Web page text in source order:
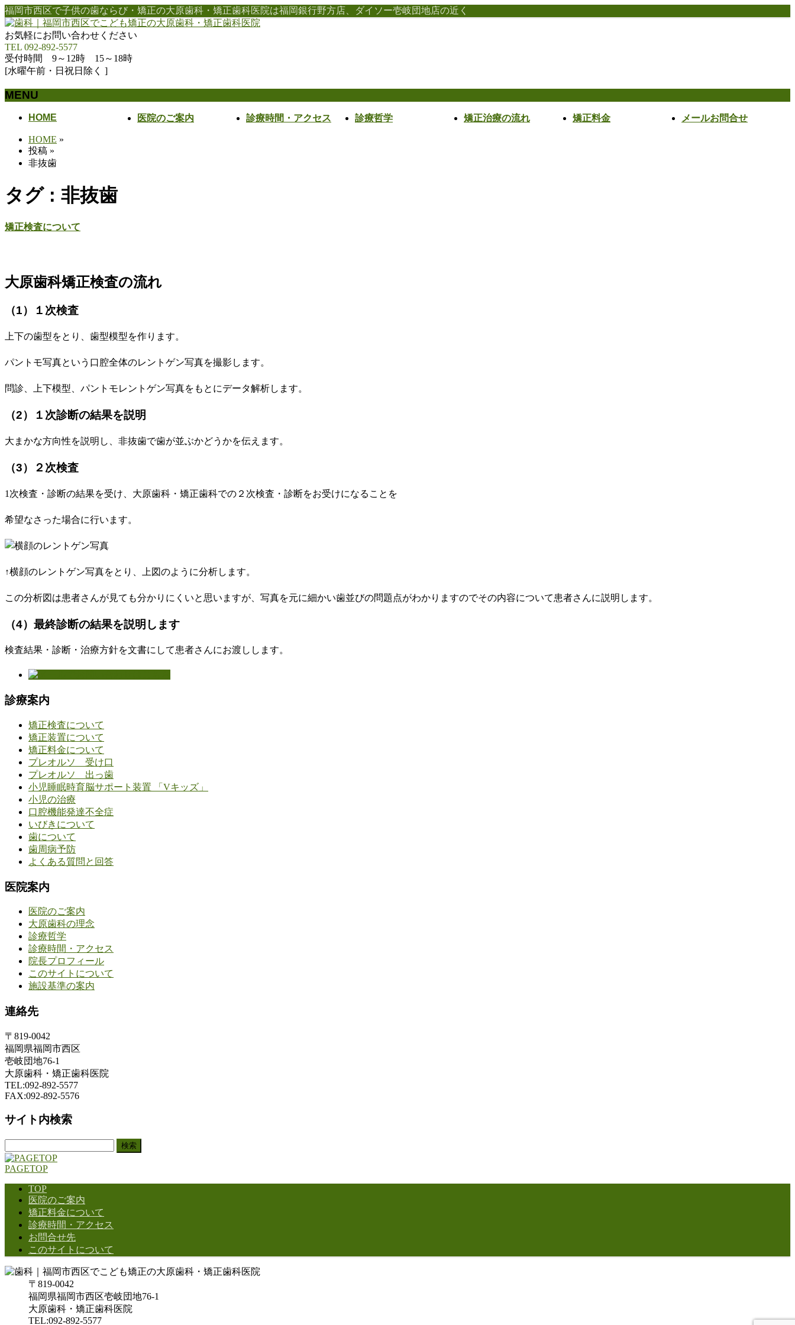
福岡市西区で子供の歯ならび・矯正の大原歯科・矯正歯科医院は福岡銀行野方店、ダイソー壱岐団地店の近く
お気軽にお問い合わせください
TEL 092-892-5577
受付時間 9～12時 15～18時
[水曜午前・日祝日除く ]
MENU
ば
す
HOME 医院のご案内 診療時間・アクセス 診療哲学 矯正治療の流れ 矯正料金 メールお問合せ
HOME »
投稿 »
非抜歯
タグ : 非抜歯
矯正検査について
大原歯科矯正検査の流れ
（1）１次検査
上下の歯型をとり、歯型模型を作ります。
パントモ写真という口腔全体のレントゲン写真を撮影します。
問診、上下模型、パントモレントゲン写真をもとにデータ解析します。
（2）１次診断の結果を説明
大まかな方向性を説明し、非抜歯で歯が並ぶかどうかを伝えます。
（3）２次検査
1次検査・診断の結果を受け、大原歯科・矯正歯科での２次検査・診断をお受けになることを
希望なさった場合に行います。
↑横顔のレントゲン写真をとり、上図のように分析します。
この分析図は患者さんが見ても分かりにくいと思いますが、写真を元に細かい歯並びの問題点がわかりますのでその内容について患者さんに説明します。
（4）最終診断の結果を説明します
検査結果・診断・治療方針を文書にして患者さんにお渡しします。
診療案内
矯正検査について
矯正装置について
矯正料金について
プレオルソ 受け口
プレオルソ 出っ歯
小児睡眠時育脳サポート装置 「Vキッズ」
小児の治療
口腔機能発達不全症
いびきについて
歯について
歯周病予防
よくある質問と回答
医院案内
医院のご案内
大原歯科の理念
診療哲学
診療時間・アクセス
院長プロフィール
このサイトについて
施設基準の案内
連絡先
〒819-0042
福岡県福岡市西区
壱岐団地76-1
大原歯科・矯正歯科医院
TEL:092-892-5577
FAX:092-892-5576
サイト内検索
索:
PAGETOP
TOP
医院のご案内
矯正料金について
診療時間・アクセス
お問合せ先
このサイトについて
〒819-0042
福岡県福岡市西区壱岐団地76-1
大原歯科・矯正歯科医院
TEL:092-892-5577